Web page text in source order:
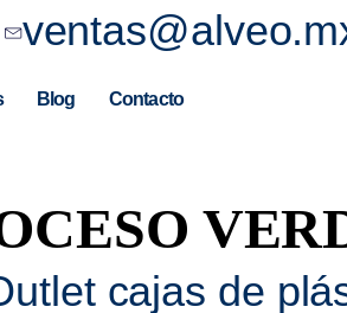
Blog Contacto
cajas de